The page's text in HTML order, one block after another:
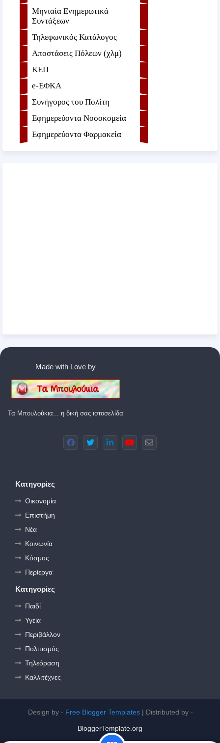
Μηνιαία Ενημερωτικά
Συντάξεων
Τηλεφωνικός Κατάλογος
Αποστάσεις Πόλεων (χλμ)
ΚΕΠ
e-ΕΦKA
Συνήγορος του Πολίτη
Εφημερεύοντα Νοσοκομεία
Εφημερεύοντα Φαρμακεία
Made with Love by
Τα Μπουλούκια... η δική σας ιστοσελίδα
Κατηγορίες
Οικονομία
Επιστήμη
Νέα
Κοινωνία
Κόσμος
Περίεργα
Κατηγορίες
Παιδί
Υγεία
Περιβάλλον
Πολιτισμός
Τηλεόραση
Καλλιτέχνες
Design by - Free Blogger Templates| Distributed by -
BloggerTemplate.org